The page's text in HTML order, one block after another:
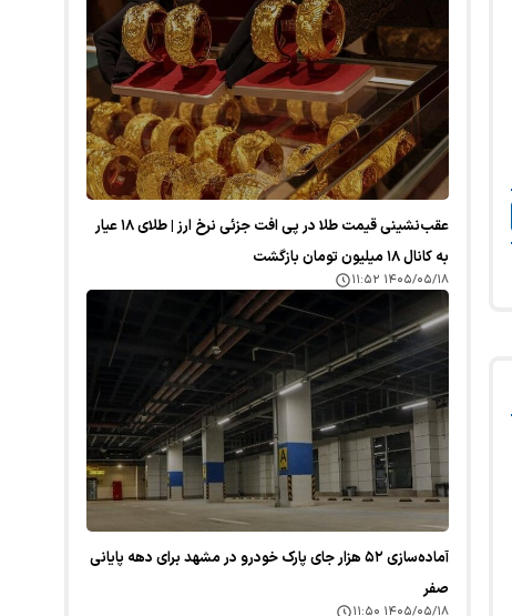
عقب‌نشینی قیمت طلا در پی افت جزئی نرخ ارز | طلای ۱۸ عیار
به کانال ۱۸ میلیون تومان بازگشت
۱۴۰۵/۰۵/۱۸ ۱۱:۵۲
آماده‌سازی ۵۲ هزار جای پارک خودرو در مشهد برای دهه پایانی
صفر
۱۴۰۵/۰۵/۱۸ ۱۱:۵۰